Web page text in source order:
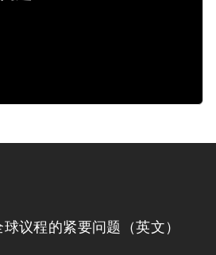
议程的紧要问题（英文）